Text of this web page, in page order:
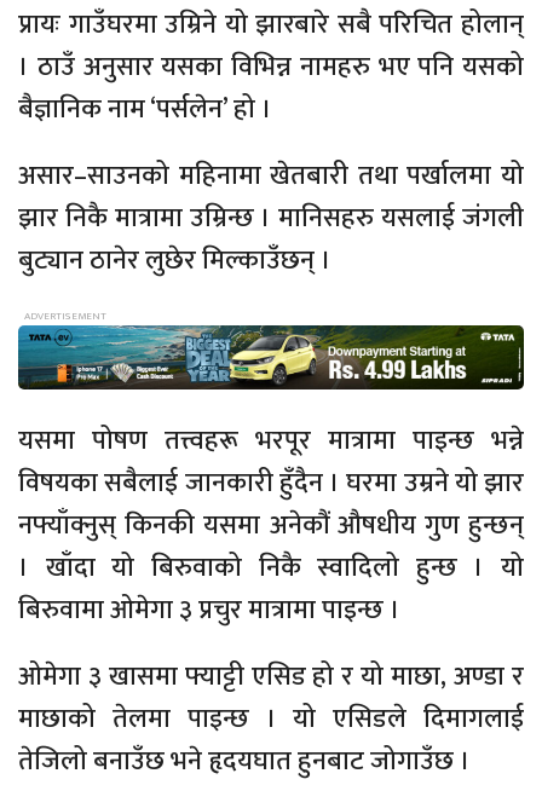
प्रायः गाउँघरमा उम्रिने यो झारबारे सबै परिचित होलान्
। ठाउँ अनुसार यसका विभिन्न नामहरु भए पनि यसको
बैज्ञानिक नाम ‘पर्सलेन’ हो ।
असार–साउनको महिनामा खेतबारी तथा पर्खालमा यो
झार निकै मात्रामा उम्रिन्छ । मानिसहरु यसलाई जंगली
बुट्यान ठानेर लुछेर मिल्काउँछन् ।
यसमा पोषण तत्त्वहरू भरपूर मात्रामा पाइन्छ भन्ने
विषयका सबैलाई जानकारी हुँदैन । घरमा उम्रने यो झार
नफ्याँक्नुस् किनकी यसमा अनेकौं औषधीय गुण हुन्छन्
। खाँदा यो बिरुवाको निकै स्वादिलो हुन्छ । यो
बिरुवामा ओमेगा ३ प्रचुर मात्रामा पाइन्छ ।
ओमेगा ३ खासमा फ्याट्टी एसिड हो र यो माछा, अण्डा र
माछाको तेलमा पाइन्छ । यो एसिडले दिमागलाई
तेजिलो बनाउँछ भने हृदयघात हुनबाट जोगाउँछ ।